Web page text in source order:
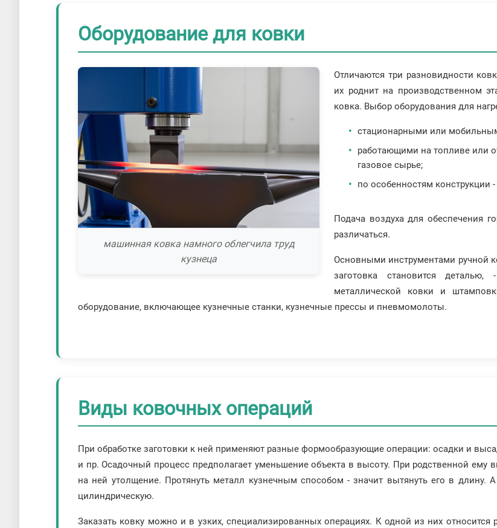
Оборудование для ковки
машинная ковка намного облегчила труд
кузнеца
Отличаются три разновидности
их роднит на производственном
ковка. Выбор оборудования для
стационарными или
работающими на топливе или
газовое сырье;
по особенностям
Подача воздуха для обеспечения
различаться.
Основными инструментами ручной
заготовка становится
металлической ковки и
оборудование, включающее кузнечные станки, кузнечные прессы и пневмомолоты.
Виды ковочных операций
При обработке заготовки к ней применяют разные формообразующие операции: осадки и
и пр. Осадочный процесс предполагает уменьшение объекта в высоту. При родственной ему
на ней утолщение. Протянуть металл кузнечным способом - значит вытянуть его в длину.
цилиндрическую.
Заказать ковку можно и в узких, специализированных операциях. К одной из них относится